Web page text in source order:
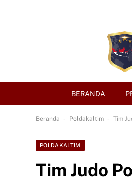
BERANDA
Beranda - Poldakaltim - Tim
POLDAKALTIM
Tim Judo